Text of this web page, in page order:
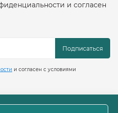
и согласен
Подписаться
и согласен с условиями